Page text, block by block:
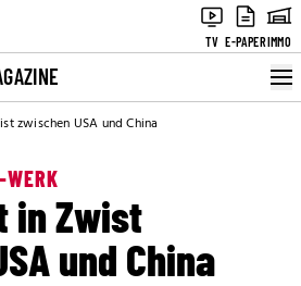
TV E-PAPERIMMO
zwischen USA und China
in Zwist
und China